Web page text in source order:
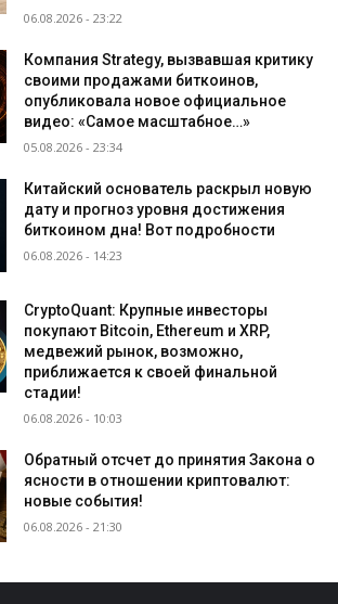
06.08.2026 - 23:22
Компания Strategy, вызвавшая критику
своими продажами биткоинов,
опубликовала новое официальное
видео: «Самое масштабное…»
05.08.2026 - 23:34
Китайский основатель раскрыл новую
дату и прогноз уровня достижения
биткоином дна! Вот подробности
06.08.2026 - 14:23
CryptoQuant: Крупные инвесторы
покупают Bitcoin, Ethereum и XRP,
медвежий рынок, возможно,
приближается к своей финальной
стадии!
06.08.2026 - 10:03
Обратный отсчет до принятия Закона о
ясности в отношении криптовалют:
новые события!
06.08.2026 - 21:30